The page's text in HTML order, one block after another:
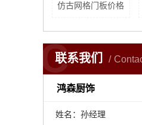
仿古网格门板价格
联系我们
C
鸿森厨饰
姓名：孙经理